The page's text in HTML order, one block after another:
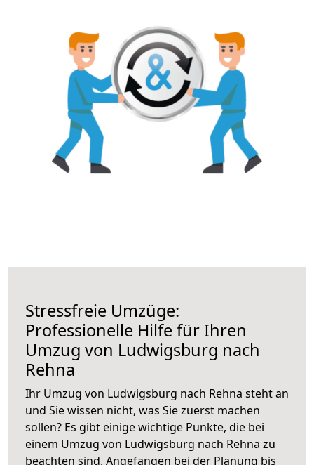
Stressfreie Umzüge:
Professionelle Hilfe für Ihren
Umzug von Ludwigsburg nach
Rehna
Ihr Umzug von Ludwigsburg nach Rehna steht an
und Sie wissen nicht, was Sie zuerst machen
sollen? Es gibt einige wichtige Punkte, die bei
einem Umzug von Ludwigsburg nach Rehna zu
beachten sind. Angefangen bei der Planung bis